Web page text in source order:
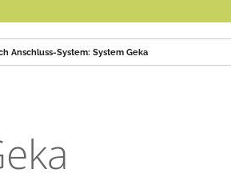
Anschluss-System: System Geka